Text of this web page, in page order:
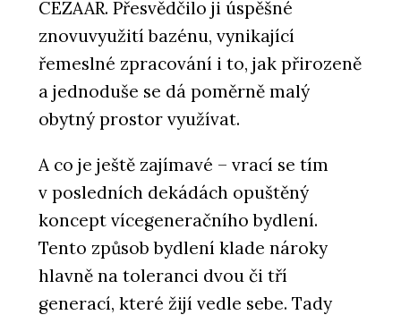
CEZAAR. Přesvědčilo ji úspěšné
znovuvyužití bazénu, vynikající
řemeslné zpracování i to, jak přirozeně
a jednoduše se dá poměrně malý
obytný prostor využívat.
A co je ještě zajímavé – vrací se tím
v posledních dekádách opuštěný
koncept vícegeneračního bydlení.
Tento způsob bydlení klade nároky
hlavně na toleranci dvou či tří
generací, které žijí vedle sebe. Tady